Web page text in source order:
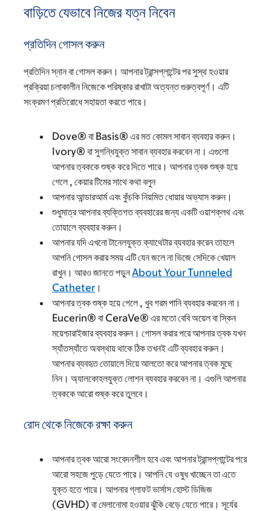
বাড়িতে যেভাবে নিজের যত্ন নিবেন
প্রতিদিন গোসল করুন
প্রতিদিন স্নান বা গোসল করুন। আপনার ট্রান্সপ্লান্টের পর সুস্থ হওয়ার
প্রক্রিয়া চলাকালীন নিজেকে পরিষ্কার রাখাটা অত্যন্ত গুরুত্বপূর্ণ। এটি
সংক্রমণ প্রতিরোধে সহায়তা করতে পারে।
Dove® বা Basis® এর মত কোমল সাবান ব্যবহার করুন।
Ivory® বা সুগন্ধিযুক্ত সাবান ব্যবহার করবেন না। এগুলো
আপনার ত্বককে শুষ্ক করে দিতে পারে। আপনার ত্বক শুষ্ক হয়ে
গেলে , কেয়ার টিমের সাথে কথা বলুন
আপনার আন্ডারআর্ম এবং কুঁচকি নিয়মিত ধোয়ার অভ্যাস করুন।
শুধুমাত্র আপনার ব্যক্তিগত ব্যবহারের জন্য একটি ওয়াশক্লথ এবং
তোয়ালে ব্যবহার করুন।
আপনার যদি এখনো টানেলযুক্ত ক্যাথেটার ব্যবহার করেন তাহলে
আপনি গোসল করার সময় এটি যেন জলে না ভিজে সেদিকে খেয়াল
রাখুন। আরও জানতে পড়ুনAbout Your Tunneled
Catheter ।
আপনার ত্বক শুষ্ক হয়ে গেলে , খুব গরম পানি ব্যবহার করবেন না।
Eucerin® বা CeraVe® এর মতো বেবি অয়েল বা স্কিন
ময়েশ্চারাইজার ব্যবহার করুন। গোসল করার পরে আপনার ত্বক যখন
স্যাঁতস্যাঁতে অবস্থায় থাকে ঠিক তখনই এটি ব্যবহার করুন।
আপনার ব্যবহৃত তোয়ালে দিয়ে আলতো করে আপনার ত্বক মুছে
নিন। অ্যালকোহলযুক্ত লোশন ব্যবহার করবেন না। এগুলি আপনার
ত্বককে আরো শুষ্ক করে তুলবে।
রোদ থেকে নিজেকে রক্ষা করুন
আপনার ত্বক আরো সংবেদনশীল হবে এবং আপনার ট্রান্সপ্লান্টের পরে
আরো সহজে পুড়ে যেতে পারে। আপনি যে ওষুধ খাচ্ছেন তা এতে
যুক্ত হতে পারে। আপনার গ্লাফট ভার্সাস হোস্ট ডিজিজ
(GVHD) বা মেলানোমা হওয়ার ঝুঁকি বেড়ে যেতে পারে। সূর্যের